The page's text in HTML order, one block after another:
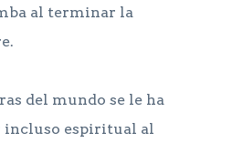
al terminar la
del mundo se le ha
incluso espiritual al